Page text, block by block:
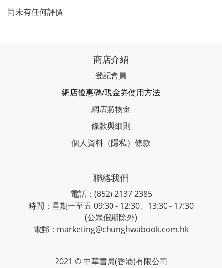
尚未有任何評價
商店介紹
登記會員
網店優惠碼/現金劵使用方法
網店購物金
條款與細則
個人資料（隱私）條款
聯絡我們
電話：(852) 2137 2385
時間：星期一至五 09:30 - 12:30、13:30 - 17:30
(公眾假期除外)
電郵：marketing@chunghwabook.com.hk
2021 © 中華書局(香港)有限公司